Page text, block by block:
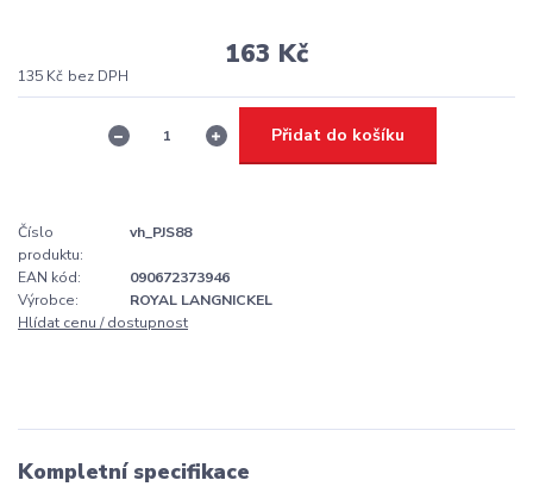
163 Kč
135 Kč bez DPH
Přidat do košíku
Číslo
produktu:
vh_PJS88
EAN kód:
090672373946
Výrobce:
ROYAL LANGNICKEL
Hlídat cenu / dostupnost
Kompletní specifikace